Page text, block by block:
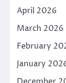
April 2026
March 2026
February
January